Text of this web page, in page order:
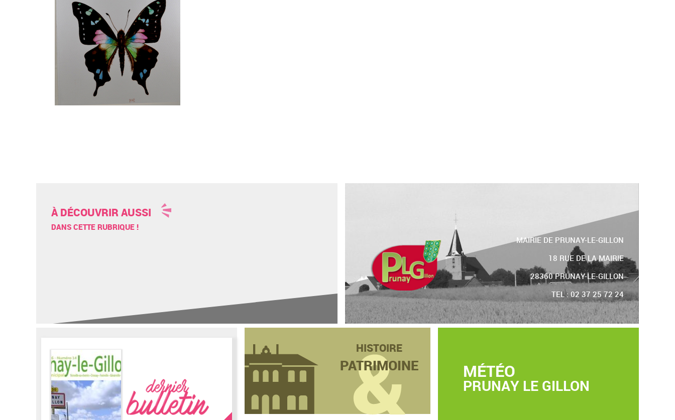
À DÉCOUVRIR AUSSI
DANS CETTE RUBRIQUE !
MAIRIE DE PRUNAY-LE-GILLON
18 RUE DE LA MAIRIE
28360 PRUNAY-LE-GILLON
TEL : 02 37 25 72 24
HISTOIRE
PATRIMOINE MÉTÉO
PRUNAY LE GILLON